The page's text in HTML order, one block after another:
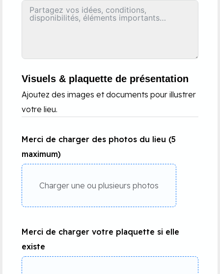
Visuels & plaquette de présentation
Ajoutez des images et documents pour illustrer
votre lieu.
Merci de charger des photos du lieu (5
maximum)
Charger une ou plusieurs photos
Merci de charger votre plaquette si elle
existe